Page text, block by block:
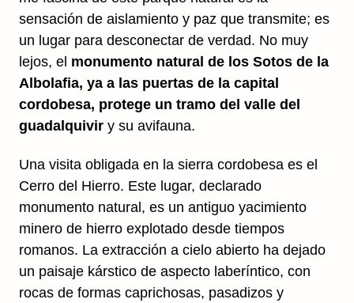
sensación de aislamiento y paz que transmite; es
un lugar para desconectar de verdad. No muy
lejos, el monumento natural de los Sotos de la
Albolafia, ya a las puertas de la capital
cordobesa, protege un tramo del valle del
guadalquivir y su avifauna.
Una visita obligada en la sierra cordobesa es el
Cerro del Hierro. Este lugar, declarado
monumento natural, es un antiguo yacimiento
minero de hierro explotado desde tiempos
romanos. La extracción a cielo abierto ha dejado
un paisaje kárstico de aspecto laberíntico, con
rocas de formas caprichosas, pasadizos y